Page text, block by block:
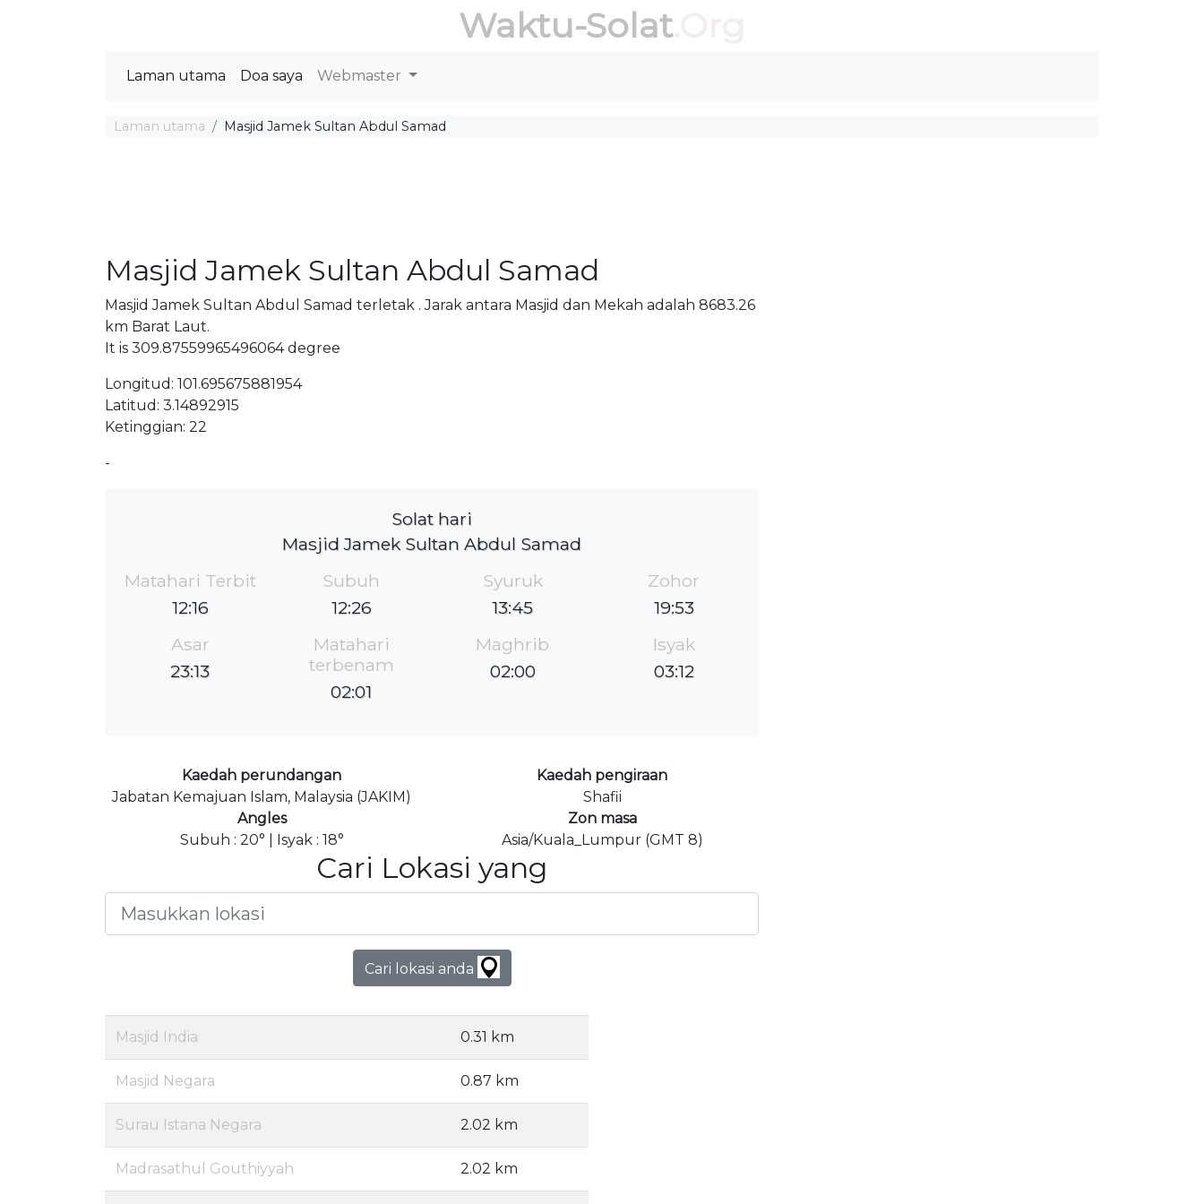
Waktu-Solat.Org
Laman utama Doa saya Webmaster
Laman utama Masjid Jamek Sultan Abdul Samad
Masjid Jamek Sultan Abdul Samad
Masjid Jamek Sultan Abdul Samad terletak . Jarak antara Masjid dan Mekah adalah 8683.26
km Barat Laut.
It is 309.87559965496064 degree
Longitud: 101.695675881954
Latitud: 3.14892915
Ketinggian: 22
-
Solat hari
Masjid Jamek Sultan Abdul Samad
Matahari Terbit
12:16
Subuh
12:26
Syuruk
13:45
Zohor
19:53
Asar
23:13
Matahari
terbenam
02:01
Maghrib
02:00
Isyak
03:12
Kaedah perundangan
Jabatan Kemajuan Islam, Malaysia (JAKIM)
Kaedah pengiraan
Shafii
Angles
Subuh : 20° | Isyak : 18°
Zon masa
Asia/Kuala_Lumpur (GMT 8)
Cari Lokasi yang
Cari lokasi anda
Masjid India 0.31 km
Masjid Negara 0.87 km
Surau Istana Negara 2.02 km
Madrasathul Gouthiyyah 2.02 km